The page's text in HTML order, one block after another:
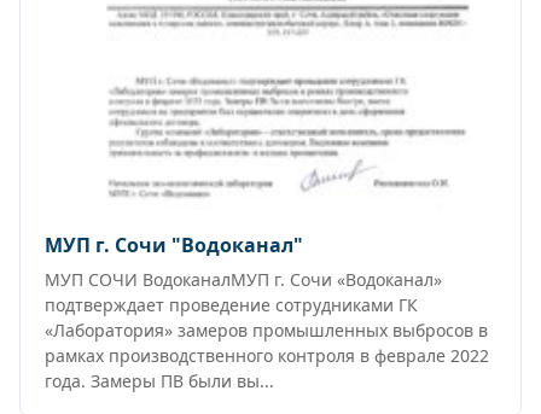
МУП г. Сочи "Водоканал"
МУП СОЧИ ВодоканалМУП г. Сочи «Водоканал»
подтверждает проведение сотрудниками ГК
«Лаборатория» замеров промышленных выбросов в
рамках производственного контроля в феврале 2022
года. Замеры ПВ были вы...